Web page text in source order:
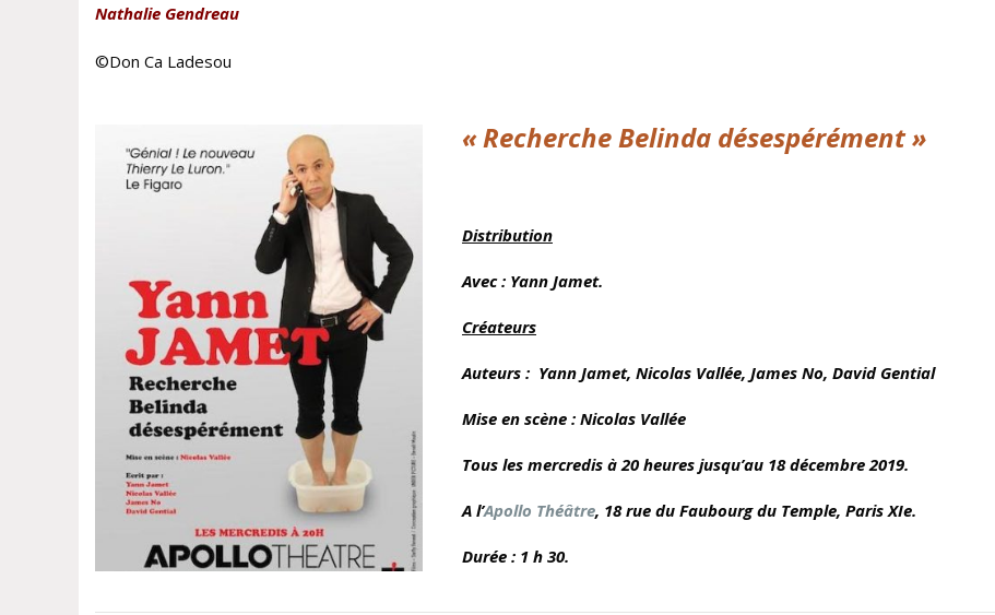
Nathalie Gendreau
©Don Ca Ladesou
« Recherche Belinda désespérément »
Distribution
Avec : Yann Jamet.
Créateurs
Auteurs : Yann Jamet, Nicolas Vallée, James No, David Gential
Mise en scène : Nicolas Vallée
Tous les mercredis à 20 heures jusqu’au 18 décembre 2019.
A l’Apollo Théâtre, 18 rue du Faubourg du Temple, Paris XIe.
Durée : 1 h 30.